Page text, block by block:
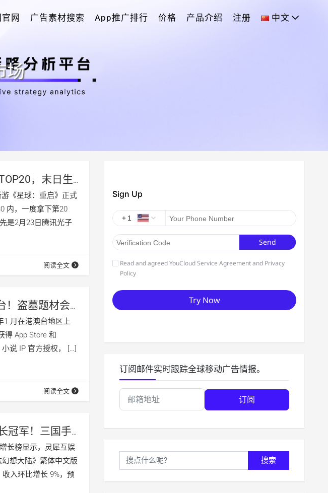
网 广告素材搜索 App推广排行 价格 产品介绍 注册 中文
场
，末日生
《星球：重启》正式
内，一度拿下第20
是2月23日腾讯光子
阅读全文
！盗墓题材会
1 月在港澳台地区上
得 App Store 和
说 IP 官方授权， […]
阅读全文
冠军！三国手
长榜显示，灵犀互娱
想大陆》繁体中文版
入环比增长 9%，预
订阅邮件实时跟踪全球移动广告情报。
订阅
搜索